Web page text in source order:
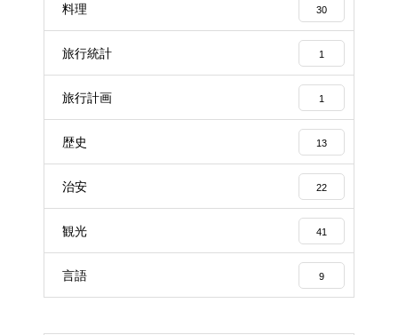
料理 30
旅行統計 1
旅行計画 1
歴史 13
治安 22
観光 41
言語 9